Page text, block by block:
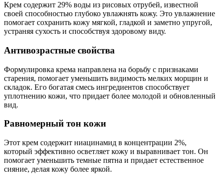
Крем содержит 29% воды из рисовых отрубей, известной
своей способностью глубоко увлажнять кожу. Это увлажнение
помогает сохранить кожу мягкой, гладкой и заметно упругой,
устраняя сухость и способствуя здоровому виду.
Антивозрастные свойства
Формулировка крема направлена на борьбу с признаками
старения, помогает уменьшить видимость мелких морщин и
складок. Его богатая смесь ингредиентов способствует
уплотнению кожи, что придает более молодой и обновленный
вид.
Равномерный тон кожи
Этот крем содержит ниацинамид в концентрации 2%,
который эффективно осветляет кожу и выравнивает тон. Он
помогает уменьшить темные пятна и придает естественное
сияние, делая кожу более яркой.